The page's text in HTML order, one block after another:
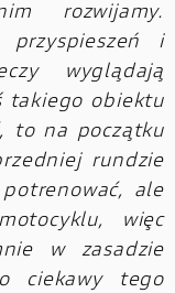
rozwijamy.
przyspieszeń i
wyglądają
takiego obiektu
to na początku
rundzie
ale
więc
w zasadzie
ciekawy tego